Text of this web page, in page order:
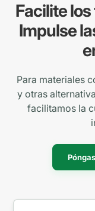
Facilite
Impulse
Para materiales
y otras
facilitamos la